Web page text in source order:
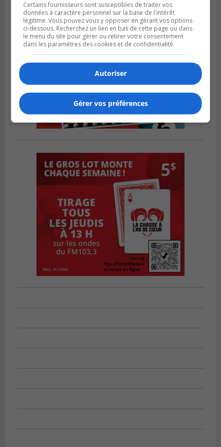
Certains fournisseurs sont susceptibles de traiter vos
données à caractère personnel sur la base de l'intérêt
légitime. Vous pouvez vous y opposer en gérant vos options
ci-dessous. Recherchez un lien en bas de cette page ou dans
le menu du site pour gérer ou retirer votre consentement
dans les paramètres des cookies et de confidentialité.
Autoriser
Gérer vos préférences